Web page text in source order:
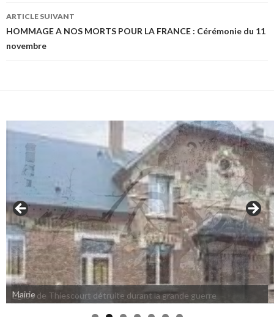
articles
ARTICLE SUIVANT
HOMMAGE A NOS MORTS POUR LA FRANCE : Cérémonie du 11
novembre
Mairie
Eglise de Thiescourt détruite durant la grande guerre